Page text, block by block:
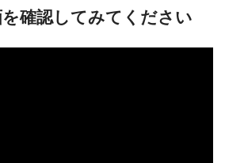
確認してみてください